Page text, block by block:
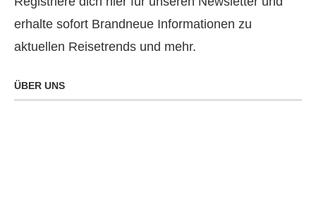
erhalte sofort Brandneue Informationen zu
aktuellen Reisetrends und mehr.
ÜBER UNS